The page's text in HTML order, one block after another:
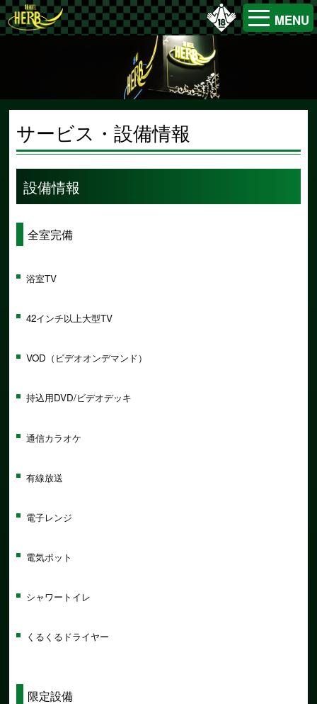
MENU
サービス・設備情報
設備情報
全室完備
浴室TV
42インチ以上大型TV
VOD（ビデオオンデマンド）
持込用DVD/ビデオデッキ
通信カラオケ
有線放送
電子レンジ
電気ポット
シャワートイレ
くるくるドライヤー
限定設備